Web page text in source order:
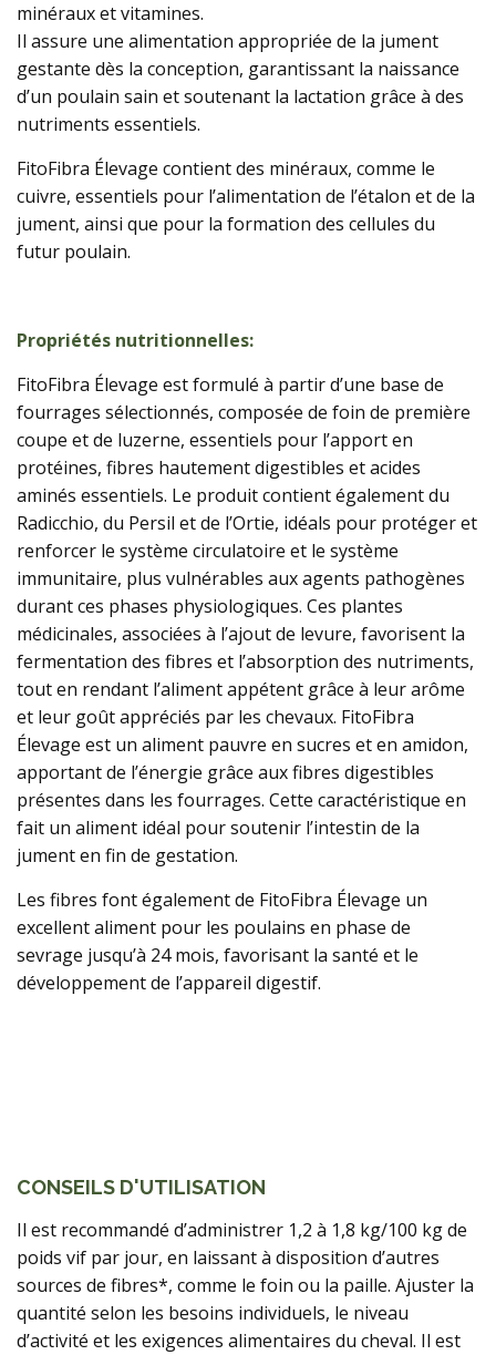
minéraux et vitamines.
Il assure une alimentation appropriée de la jument
gestante dès la conception, garantissant la naissance
d’un poulain sain et soutenant la lactation grâce à des
nutriments essentiels.
FitoFibra Élevage contient des minéraux, comme le
cuivre, essentiels pour l’alimentation de l’étalon et de la
jument, ainsi que pour la formation des cellules du
futur poulain.
Propriétés nutritionnelles:
FitoFibra Élevage est formulé à partir d’une base de
fourrages sélectionnés, composée de foin de première
coupe et de luzerne, essentiels pour l’apport en
protéines, fibres hautement digestibles et acides
aminés essentiels. Le produit contient également du
Radicchio, du Persil et de l’Ortie, idéals pour protéger et
renforcer le système circulatoire et le système
immunitaire, plus vulnérables aux agents pathogènes
durant ces phases physiologiques. Ces plantes
médicinales, associées à l’ajout de levure, favorisent la
fermentation des fibres et l’absorption des nutriments,
tout en rendant l’aliment appétent grâce à leur arôme
et leur goût appréciés par les chevaux. FitoFibra
Élevage est un aliment pauvre en sucres et en amidon,
apportant de l’énergie grâce aux fibres digestibles
présentes dans les fourrages. Cette caractéristique en
fait un aliment idéal pour soutenir l’intestin de la
jument en fin de gestation.
Les fibres font également de FitoFibra Élevage un
excellent aliment pour les poulains en phase de
sevrage jusqu’à 24 mois, favorisant la santé et le
développement de l’appareil digestif.
CONSEILS D'UTILISATION
Il est recommandé d’administrer 1,2 à 1,8 kg/100 kg de
poids vif par jour, en laissant à disposition d’autres
sources de fibres*, comme le foin ou la paille. Ajuster la
quantité selon les besoins individuels, le niveau
d’activité et les exigences alimentaires du cheval. Il est